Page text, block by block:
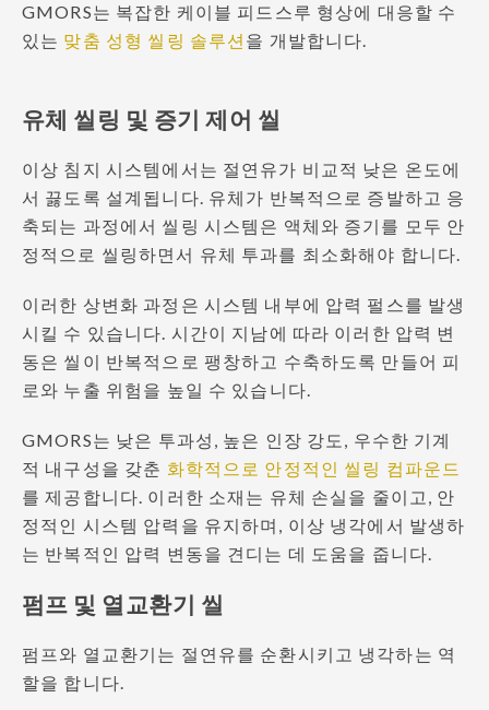
GMORS는 복잡한 케이블 피드스루 형상에 대응할 수
있는 맞춤 성형 씰링 솔루션 을 개발합니다.
유체 씰링 및 증기 제어 씰
이상 침지 시스템에서는 절연유가 비교적 낮은 온도에
서 끓도록 설계됩니다. 유체가 반복적으로 증발하고 응
축되는 과정에서 씰링 시스템은 액체와 증기를 모두 안
정적으로 씰링하면서 유체 투과를 최소화해야 합니다.
이러한 상변화 과정은 시스템 내부에 압력 펄스를 발생
시킬 수 있습니다. 시간이 지남에 따라 이러한 압력 변
동은 씰이 반복적으로 팽창하고 수축하도록 만들어 피
로와 누출 위험을 높일 수 있습니다.
GMORS는 낮은 투과성, 높은 인장 강도, 우수한 기계
적 내구성을 갖춘 화학적으로 안정적인 씰링 컴파운드
를 제공합니다. 이러한 소재는 유체 손실을 줄이고, 안
정적인 시스템 압력을 유지하며, 이상 냉각에서 발생하
는 반복적인 압력 변동을 견디는 데 도움을 줍니다.
펌프 및 열교환기 씰
펌프와 열교환기는 절연유를 순환시키고 냉각하는 역
할을 합니다.